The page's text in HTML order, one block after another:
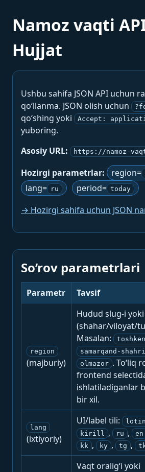
Namoz vaqti
Hujjat
Ushbu sahifa JSON API uchun
qo‘llanma. JSON olish uchun
qo‘shing yoki Accept:
yuboring.
Asosiy URL:
https://namoz-
Hozirgi parametrlar: region=
lang= ru period= today
→ Hozirgi sahifa uchun JSON
So‘rov parametrlari
Parametr Tavsif
region
(majburiy)
Hudud slug-i
(shahar/viloyat/
Masalan:
samarqand-shahri
olmazor . To‘liq
frontend
ishlatiladiganlar
bir xil.
lang
(ixtiyoriy)
UI/label tili: lotin
kirill , ru , en
kk , ky , tg ,
Vaqt oralig‘i yoki